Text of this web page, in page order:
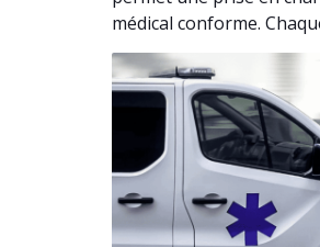
médical conforme.